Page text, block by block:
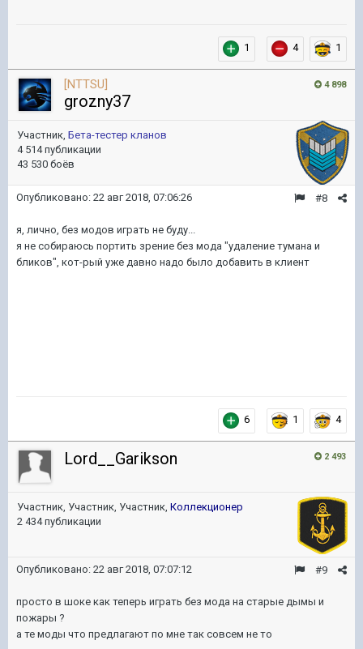
1 4 1
4 898
[NTTSU]
grozny37
Участник, Бета-тестер кланов
4 514 публикации
43 530 боёв
#8
Опубликовано: 22 авг 2018, 07:06:26
я, лично, без модов играть не буду...
я не собираюсь портить зрение без мода "удаление тумана и
бликов", кот-рый уже давно надо было добавить в клиент
6 1 4
2 493
Lord__Garikson
Участник, Участник, Участник, Коллекционер
2 434 публикации
#9
Опубликовано: 22 авг 2018, 07:07:12
просто в шоке как теперь играть без мода на старые дымы и
пожары ?
а те моды что предлагают по мне так совсем не то